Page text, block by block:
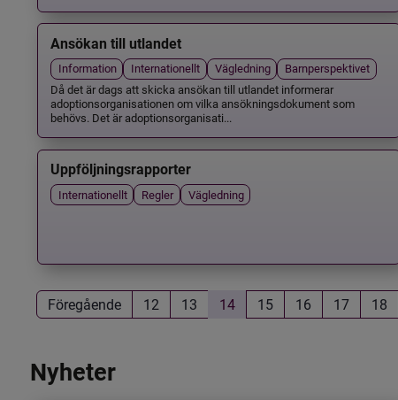
Ansökan till utlandet
Information Internationellt Vägledning
Barnperspektivet
Då det är dags att skicka ansökan till utlandet informerar
adoptionsorganisationen om vilka ansökningsdokument som
behövs. Det är adoptionsorganisati...
Uppföljningsrapporter
Internationellt Regler Vägledning
Föregående 12 13 14 15 16 17 18
Nyheter